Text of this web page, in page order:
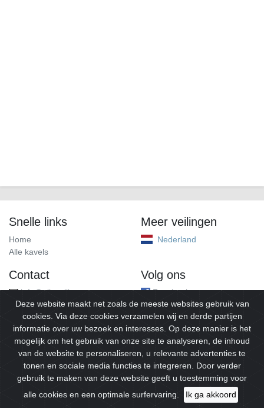
Snelle links
Home
Alle kavels
Meer veilingen
Nederland
Contact
info@alleveilingen.net
Volg ons
Facebook
© 2026Alleveilingen.Alle rechten voorbehouden.
Deze website maakt net zoals de meeste websites gebruik van
cookies. Via deze cookies verzamelen wij en derde partijen
informatie over uw bezoek en interesses. Op deze manier is het
mogelijk om het gebruik van onze site te analyseren, de inhoud
van de website te personaliseren, u relevante advertenties te
tonen en sociale media functies te integreren. Door verder
gebruik te maken van deze website geeft u toestemming voor
alle cookies en een optimale surfervaring.
Ik ga akkoord